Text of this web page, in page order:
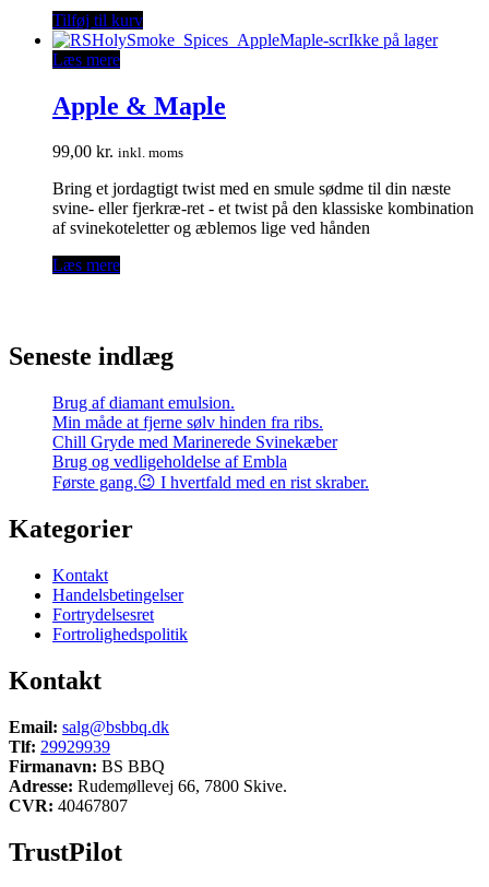
Tilføj til kurv
Ikke på lager
Læs mere
Apple & Maple
99,00 kr. inkl. moms
Bring et jordagtigt twist med en smule sødme til din næste
svine- eller fjerkræ-ret - et twist på den klassiske kombination
af svinekoteletter og æblemos lige ved hånden
Læs mere
Seneste indlæg
Brug af diamant emulsion.
Min måde at fjerne sølv hinden fra ribs.
Chill Gryde med Marinerede Svinekæber
Brug og vedligeholdelse af Embla
Første gang.😉 I hvertfald med en rist skraber.
Kategorier
Kontakt
Handelsbetingelser
Fortrydelsesret
Fortrolighedspolitik
Kontakt
Email: salg@bsbbq.dk
Tlf: 29929939
Firmanavn: BS BBQ
Adresse: Rudemøllevej 66, 7800 Skive.
CVR: 40467807
TrustPilot